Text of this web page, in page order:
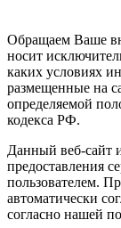
Обращаем Ваше
носит
каких условиях
размещенные на
определяемой
кодекса РФ.
Данный веб-сайт
предоставления
пользователем.
автоматически
согласно нашей